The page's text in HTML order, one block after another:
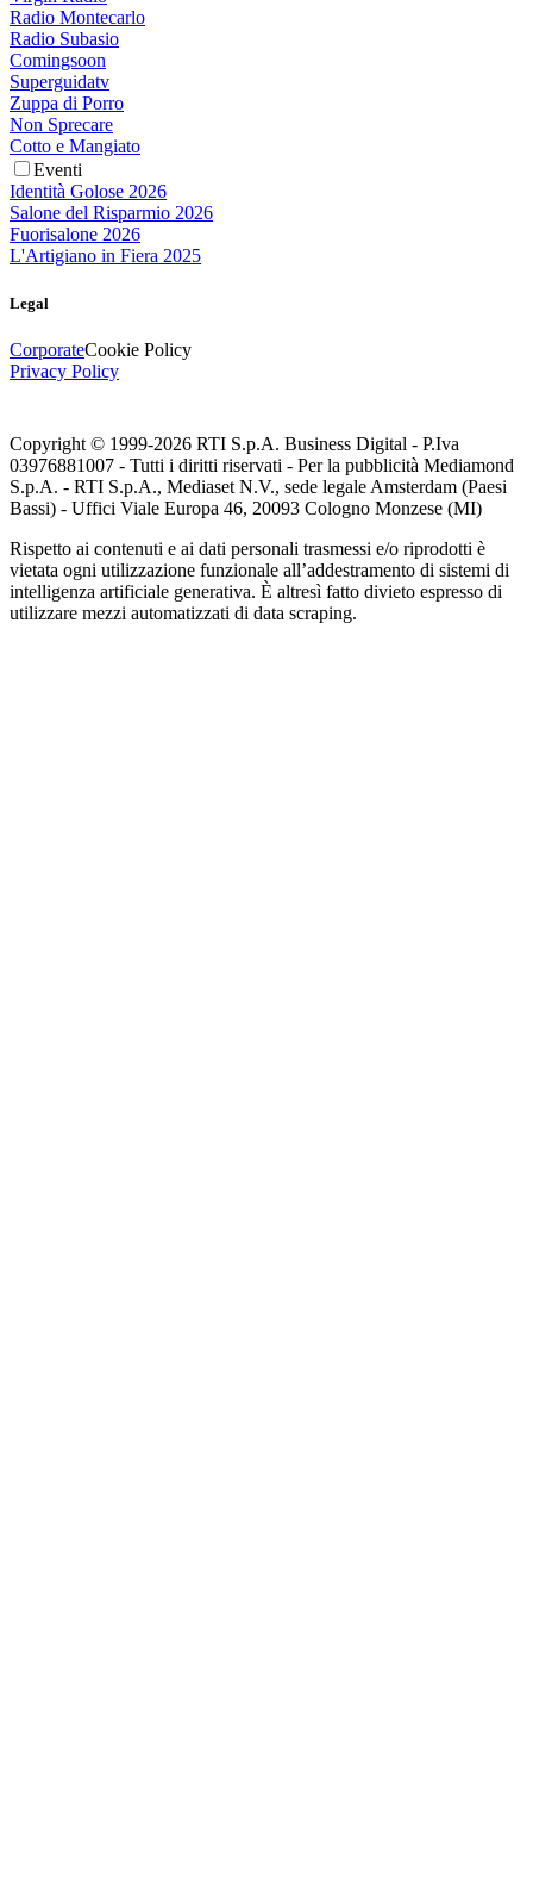
Radio Montecarlo
Radio Subasio
Comingsoon
Superguidatv
Zuppa di Porro
Non Sprecare
Cotto e Mangiato
Eventi
Identità Golose 2026
Salone del Risparmio 2026
Fuorisalone 2026
L'Artigiano in Fiera 2025
Legal
CorporateCookie Policy
Privacy Policy
Copyright © 1999-2026 RTI S.p.A. Business Digital - P.Iva
03976881007 - Tutti i diritti riservati - Per la pubblicità Mediamond
S.p.A. - RTI S.p.A., Mediaset N.V., sede legale Amsterdam (Paesi
Bassi) - Uffici Viale Europa 46, 20093 Cologno Monzese (MI)
Rispetto ai contenuti e ai dati personali trasmessi e/o riprodotti è
vietata ogni utilizzazione funzionale all’addestramento di sistemi di
intelligenza artificiale generativa. È altresì fatto divieto espresso di
utilizzare mezzi automatizzati di data scraping.